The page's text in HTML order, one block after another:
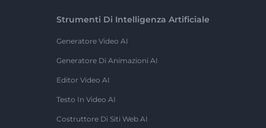
Strumenti Di Intelligenza Artificiale
Generatore Video AI
Generatore Di Animazioni AI
Editor Video AI
Testo In Video AI
Costruttore Di Siti Web AI